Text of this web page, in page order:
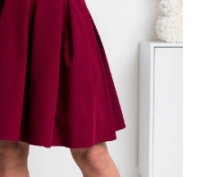
Odporúčame